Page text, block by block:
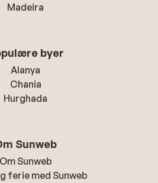
Madeira
byer
Alanya
Chania
Hurghada
Sunweb
Om Sunweb
ferie med Sunweb